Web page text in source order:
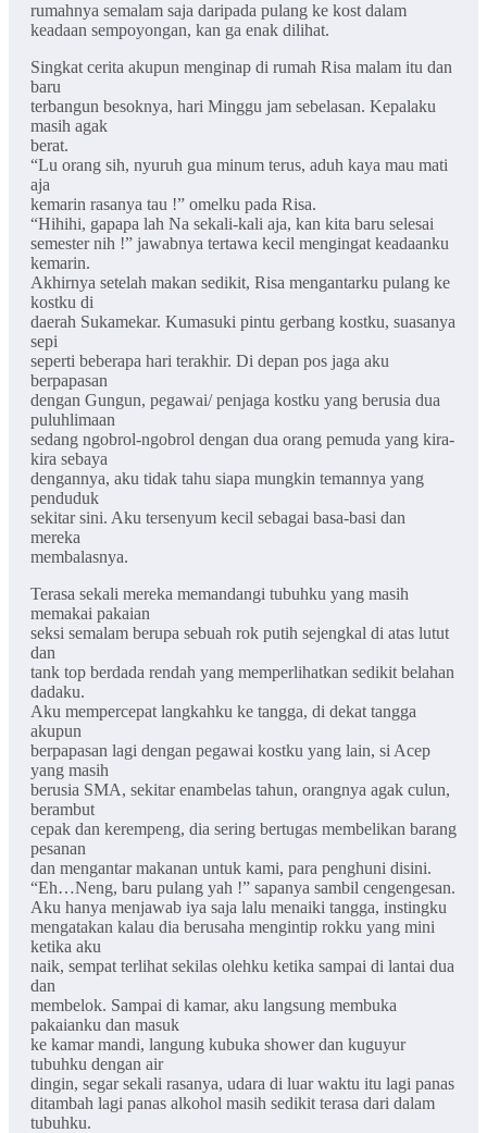
rumahnya semalam saja daripada pulang ke kost dalam
keadaan sempoyongan, kan ga enak dilihat.
Singkat cerita akupun menginap di rumah Risa malam itu dan
baru
terbangun besoknya, hari Minggu jam sebelasan. Kepalaku
masih agak
berat.
“Lu orang sih, nyuruh gua minum terus, aduh kaya mau mati
aja
kemarin rasanya tau !” omelku pada Risa.
“Hihihi, gapapa lah Na sekali-kali aja, kan kita baru selesai
semester nih !” jawabnya tertawa kecil mengingat keadaanku
kemarin.
Akhirnya setelah makan sedikit, Risa mengantarku pulang ke
kostku di
daerah Sukamekar. Kumasuki pintu gerbang kostku, suasanya
sepi
seperti beberapa hari terakhir. Di depan pos jaga aku
berpapasan
dengan Gungun, pegawai/ penjaga kostku yang berusia dua
puluhlimaan
sedang ngobrol-ngobrol dengan dua orang pemuda yang kira-
kira sebaya
dengannya, aku tidak tahu siapa mungkin temannya yang
penduduk
sekitar sini. Aku tersenyum kecil sebagai basa-basi dan
mereka
membalasnya.
Terasa sekali mereka memandangi tubuhku yang masih
memakai pakaian
seksi semalam berupa sebuah rok putih sejengkal di atas lutut
dan
tank top berdada rendah yang memperlihatkan sedikit belahan
dadaku.
Aku mempercepat langkahku ke tangga, di dekat tangga
akupun
berpapasan lagi dengan pegawai kostku yang lain, si Acep
yang masih
berusia SMA, sekitar enambelas tahun, orangnya agak culun,
berambut
cepak dan kerempeng, dia sering bertugas membelikan barang
pesanan
dan mengantar makanan untuk kami, para penghuni disini.
“Eh…Neng, baru pulang yah !” sapanya sambil cengengesan.
Aku hanya menjawab iya saja lalu menaiki tangga, instingku
mengatakan kalau dia berusaha mengintip rokku yang mini
ketika aku
naik, sempat terlihat sekilas olehku ketika sampai di lantai dua
dan
membelok. Sampai di kamar, aku langsung membuka
pakaianku dan masuk
ke kamar mandi, langung kubuka shower dan kuguyur
tubuhku dengan air
dingin, segar sekali rasanya, udara di luar waktu itu lagi panas
ditambah lagi panas alkohol masih sedikit terasa dari dalam
tubuhku.